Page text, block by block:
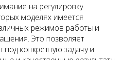
на регулировку
моделях имеется
режимов работы и
Это позволяет
под конкретную задачу и